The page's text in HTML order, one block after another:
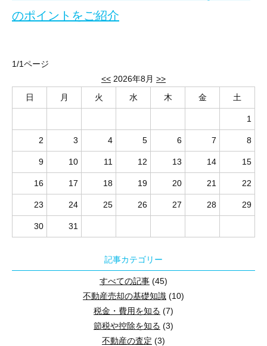
<< 2026年8月 >>
日
月 火 水 木 金 土
1
2 3 4 5 6 7 8
9 10 11 12 13 14 15
16 17 18 19 20 21 22
23 24 25 26 27 28 29
30 31
記事カテゴリー
すべての記事 (45)
不動産売却の基礎知識 (10)
税金・費用を知る (7)
節税や控除を知る (3)
不動産の査定 (3)
4.築40～50年の家を売却する方法
1.売却相場と築年数の関係
家の売却相場は、築年数、立地、広さや間取り、周辺環境などの
出典： 中古住宅流通、リフォーム市場の現状
（国土交通省）
木造戸建ては築5年で約75％、築10年で約50%と著しく低下して
一方「RC造マンション」は築10年で約80〜85%、築20年で55〜
2.3,000万円で購入した家の価値
■計算式
購入時の価格×築年数による下落率=売却相場
なお戸建ての場合は、建物と土地で分けて計算するのが一般的で
2-1.築10年の戸建ての売却相場
目次
1.【図解】不動産売却の流れ
2.不動産売却の各ステップを解説
3.売却後の確定申告も忘れずに
まとめ
1.【図解】不動産売却の流れ
家を売る際は以下の6つのステップで進めていきます。
不動産売却では査定から引渡しまでに、3ヶ月〜6ヶ月と言われて
2.不動産売却の各ステップを解説
のポイントをご紹介
今回の記事では不動産の査定方法や流れ、失敗しないためのポイ
1.不動産査定を詳しく解説
2.不動産査定の方法（1）／「机上査定」の流れを解説
3.不動産査定の方法（2）／「訪問査定」の流れを解説
4.不動産査定で失敗しない4つのポイント
まとめ
まずは不動産査定に関して詳しくご説明します。
1-1.不動産査定とは？
不動産査定は「不動産をいくらで売却できるのか」という見込み
1/1ページ